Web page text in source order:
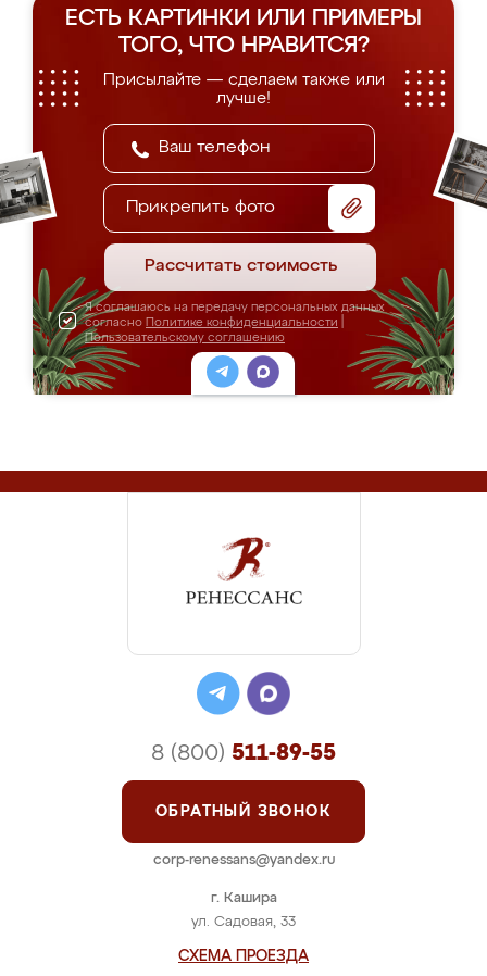
ЕСТЬ КАРТИНКИ ИЛИ ПРИМЕРЫ
ТОГО, ЧТО НРАВИТСЯ?
Присылайте — сделаем также или
лучше!
Прикрепить фото
Рассчитать стоимость
Я соглашаюсь на передачу персональных данных
согласно Политике конфиденциальности
Пользовательскому соглашению
г. Кашира
ул. Садовая, 33
СХЕМА ПРОЕЗДА
8 (800) 511-89-55
ОБРАТНЫЙ ЗВОНОК
corp-renessans@yandex.ru